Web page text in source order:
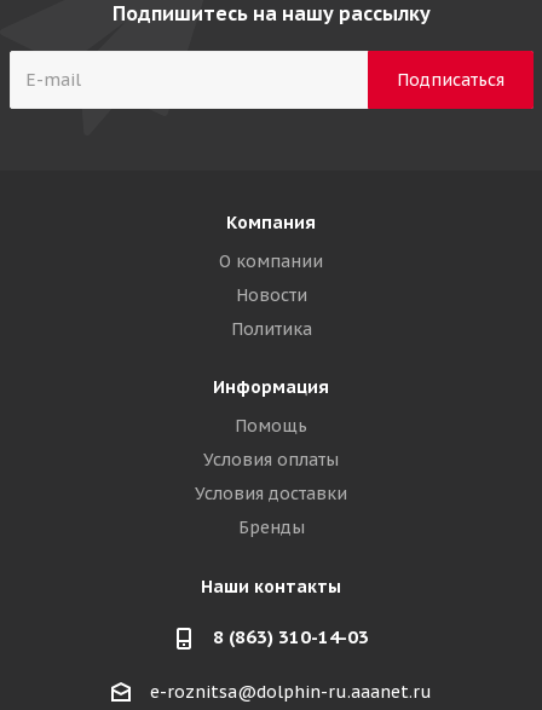
Подпишитесь на нашу рассылку
Компания
О компании
Новости
Политика
Информация
Помощь
Условия оплаты
Условия доставки
Бренды
Наши контакты
8 (863) 310-14-03
e-roznitsa@dolphin-ru.aaanet.ru